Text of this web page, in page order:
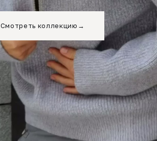
Смотреть коллекцию →